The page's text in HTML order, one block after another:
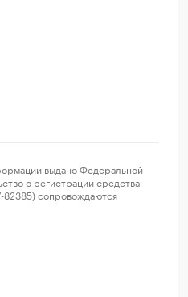
выдано Федеральной
о регистрации средства
сопровождаются